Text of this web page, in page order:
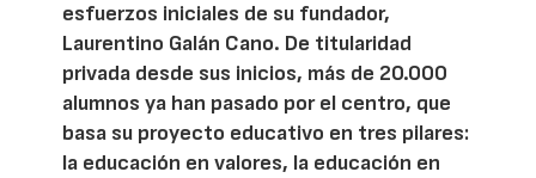
esfuerzos iniciales de su fundador,
Laurentino Galán Cano. De titularidad
privada desde sus inicios, más de 20.000
alumnos ya han pasado por el centro, que
basa su proyecto educativo en tres pilares:
la educación en valores, la educación en